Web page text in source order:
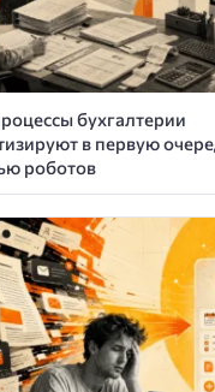
бухгалтерии
в первую
роботов